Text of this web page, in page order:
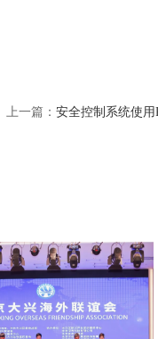
上一篇： 安全控制系统使